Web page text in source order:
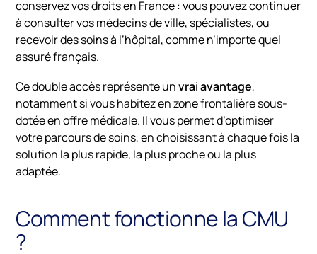
conservez vos droits en France : vous pouvez continuer
à consulter vos médecins de ville, spécialistes, ou
recevoir des soins à l’hôpital, comme n’importe quel
assuré français.
Ce double accès représente unvrai avantage,
notamment si vous habitez en zone frontalière sous-
dotée en offre médicale. Il vous permet d’optimiser
votre parcours de soins, en choisissant à chaque fois la
solution la plus rapide, la plus proche ou la plus
adaptée.
Comment fonctionne la CMU
?